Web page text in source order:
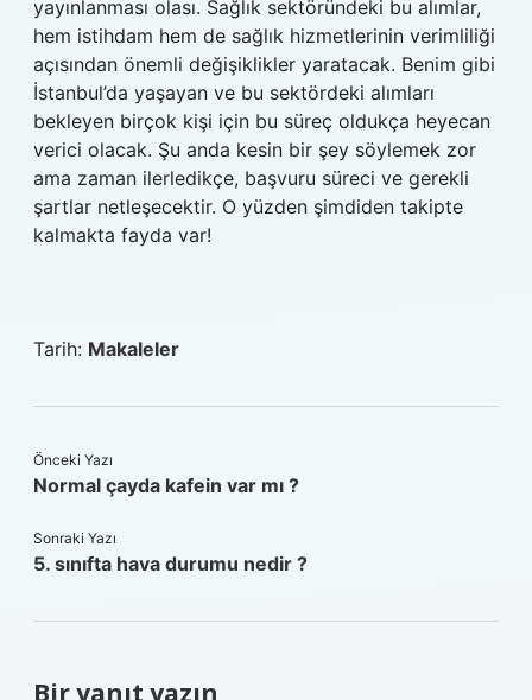
yayınlanması olası. Sağlık sektöründeki bu alımlar,
hem istihdam hem de sağlık hizmetlerinin verimliliği
açısından önemli değişiklikler yaratacak. Benim gibi
İstanbul’da yaşayan ve bu sektördeki alımları
bekleyen birçok kişi için bu süreç oldukça heyecan
verici olacak. Şu anda kesin bir şey söylemek zor
ama zaman ilerledikçe, başvuru süreci ve gerekli
şartlar netleşecektir. O yüzden şimdiden takipte
kalmakta fayda var!
Tarih: Makaleler
Önceki Yazı
Normal çayda kafein var mı ?
Sonraki Yazı
5. sınıfta hava durumu nedir ?
Bir yanıt yazın